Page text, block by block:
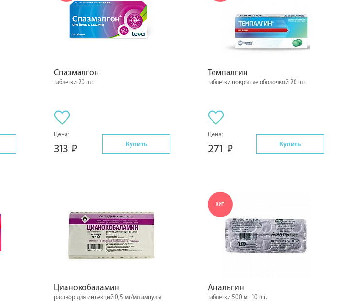
Спазмалгон
таблетки 20 шт.
Цена:
313 Купить
Темпалгин
таблетки покрытые оболочкой 20 шт.
Цена:
271 Купить
Цианокобаламин
раствор для инъекций 0,5 мг/мл ампулы
ХИТ
Анальгин
таблетки 500 мг 10 шт.